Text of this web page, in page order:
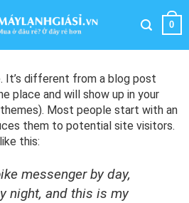
0
It’s different from a blog post
place and will show up in your
Most people start with an
them to potential site visitors.
this:
messenger by day,
night, and this is my